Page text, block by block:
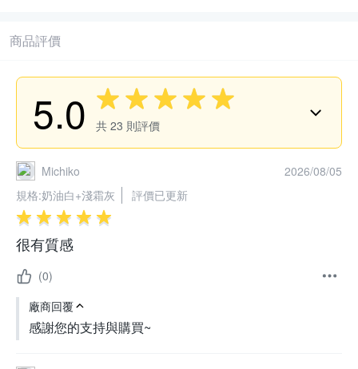
商品評價
5.0 共 23 則評價
Michiko
2026/08/05
規格:奶油白+淺霜灰 評價已更新
很有質感
(0)
廠商回覆
感謝您的支持與購買~